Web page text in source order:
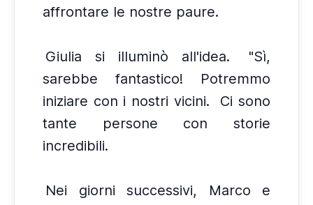
affrontare le nostre paure.
Giulia si illuminò all'idea.
"Sì,
sarebbe fantastico! Potremmo
iniziare con i nostri vicini.
Ci sono
tante persone con storie
incredibili.
Nei giorni successivi, Marco e